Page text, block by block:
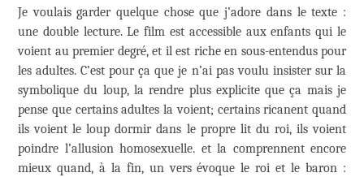
Je voulais garder quelque chose que j’adore dans le texte :
une double lecture. Le film est accessible aux enfants qui le
voient au premier degré, et il est riche en sous-entendus pour
les adultes. C’est pour ça que je n’ai pas voulu insister sur la
symbolique du loup, la rendre plus explicite que ça mais je
pense que certains adultes la voient; certains ricanent quand
ils voient le loup dormir dans le propre lit du roi, ils voient
poindre l’allusion homosexuelle. et la comprennent encore
mieux quand, à la fin, un vers évoque le roi et le baron :